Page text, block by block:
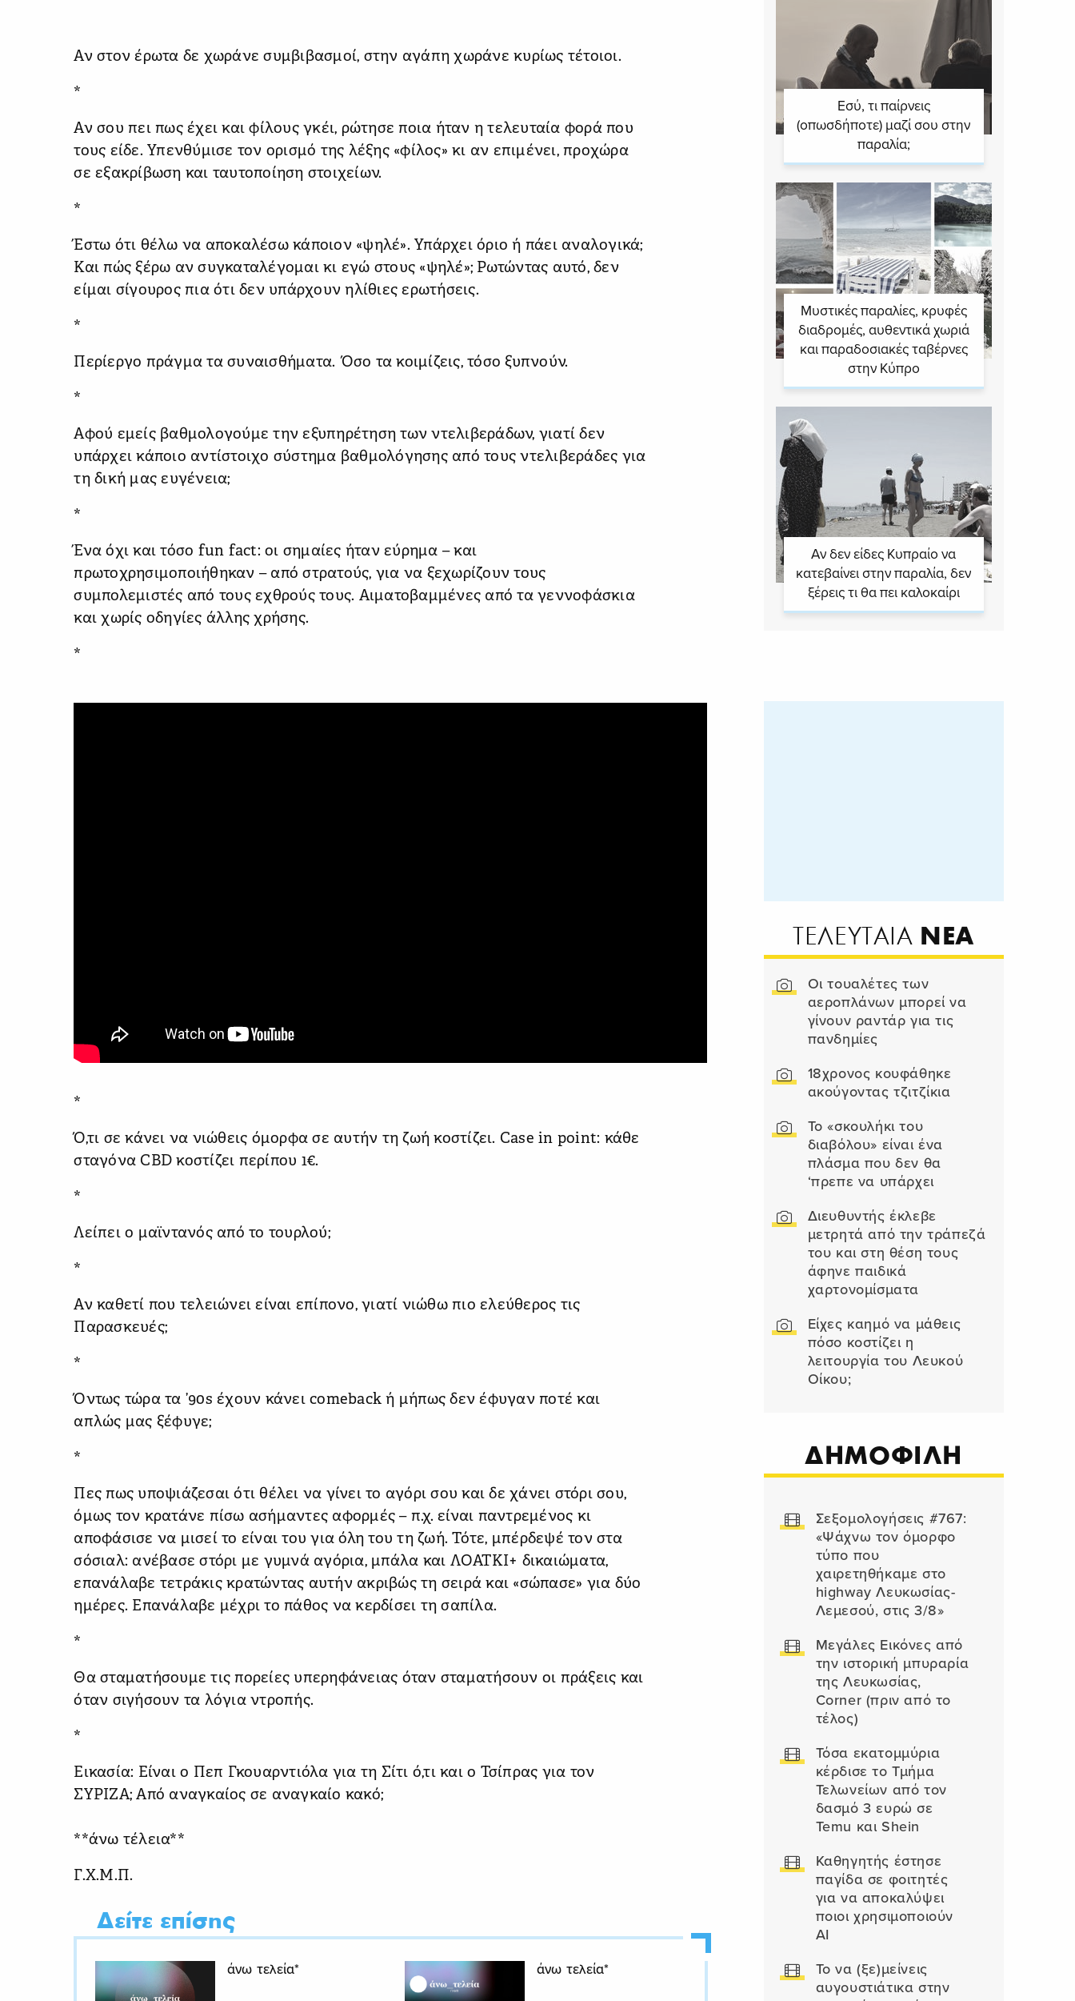
Αν στον έρωτα δε χωράνε συμβιβασμοί, στην αγάπη χωράνε κυρίως τέτοιοι.
*
Αν σου πει πως έχει και φίλους γκέι, ρώτησε ποια ήταν η τελευταία φορά που
τους είδε. Υπενθύμισε τον ορισμό της λέξης «φίλος» κι αν επιμένει, προχώρα
σε εξακρίβωση και ταυτοποίηση στοιχείων.
*
Έστω ότι θέλω να αποκαλέσω κάποιον «ψηλέ». Υπάρχει όριο ή πάει αναλογικά;
Και πώς ξέρω αν συγκαταλέγομαι κι εγώ στους «ψηλέ»; Ρωτώντας αυτό, δεν
είμαι σίγουρος πια ότι δεν υπάρχουν ηλίθιες ερωτήσεις.
*
Περίεργο πράγμα τα συναισθήματα. Όσο τα κοιμίζεις, τόσο ξυπνούν.
*
Αφού εμείς βαθμολογούμε την εξυπηρέτηση των ντελιβεράδων, γιατί δεν
υπάρχει κάποιο αντίστοιχο σύστημα βαθμολόγησης από τους ντελιβεράδες για
τη δική μας ευγένεια;
*
Ένα όχι και τόσο fun fact: οι σημαίες ήταν εύρημα – και
πρωτοχρησιμοποιήθηκαν – από στρατούς, για να ξεχωρίζουν τους
συμπολεμιστές από τους εχθρούς τους. Αιματοβαμμένες από τα γεννοφάσκια
και χωρίς οδηγίες άλλης χρήσης.
*
*
Ό,τι σε κάνει να νιώθεις όμορφα σε αυτήν τη ζωή κοστίζει. Case in point: κάθε
σταγόνα CBD κοστίζει περίπου 1€.
*
Λείπει ο μαϊντανός από το τουρλού;
*
Αν καθετί που τελειώνει είναι επίπονο, γιατί νιώθω πιο ελεύθερος τις
Παρασκευές;
*
Όντως τώρα τα ’90s έχουν κάνει comeback ή μήπως δεν έφυγαν ποτέ και
απλώς μας ξέφυγε;
*
Πες πως υποψιάζεσαι ότι θέλει να γίνει το αγόρι σου και δε χάνει στόρι σου,
όμως τον κρατάνε πίσω ασήμαντες αφορμές – π.χ. είναι παντρεμένος κι
αποφάσισε να μισεί το είναι του για όλη του τη ζωή. Τότε, μπέρδεψέ τον στα
σόσιαλ: ανέβασε στόρι με γυμνά αγόρια, μπάλα και ΛΟΑΤΚΙ+ δικαιώματα,
επανάλαβε τετράκις κρατώντας αυτήν ακριβώς τη σειρά και «σώπασε» για δύο
ημέρες. Επανάλαβε μέχρι το πάθος να κερδίσει τη σαπίλα.
*
Θα σταματήσουμε τις πορείες υπερηφάνειας όταν σταματήσουν οι πράξεις και
όταν σιγήσουν τα λόγια ντροπής.
*
Εικασία: Είναι ο Πεπ Γκουαρντιόλα για τη Σίτι ό,τι και ο Τσίπρας για τον
ΣΥΡΙΖΑ; Από αναγκαίος σε αναγκαίο κακό;
**άνω τέλεια**
Γ.Χ.Μ.Π.
Δείτε επίσης
άνω τελεία* άνω τελεία*
Εσύ, τι παίρνεις
(οπωσδήποτε) μαζί σου στην
παραλία;
Μυστικές παραλίες, κρυφές
διαδρομές, αυθεντικά χωριά
και παραδοσιακές ταβέρνες
στην Κύπρο
Αν δεν είδες Κυπραίο να
κατεβαίνει στην παραλία, δεν
ξέρεις τι θα πει καλοκαίρι
ΤΕΛΕΥΤΑΙΑ ΝΕΑ
Οι τουαλέτες των
αεροπλάνων μπορεί να
γίνουν ραντάρ για τις
πανδημίες
18χρονος κουφάθηκε
ακούγοντας τζιτζίκια
Το «σκουλήκι του
διαβόλου» είναι ένα
πλάσμα που δεν θα
‘πρεπε να υπάρχει
Διευθυντής έκλεβε
μετρητά από την τράπεζά
του και στη θέση τους
άφηνε παιδικά
χαρτονομίσματα
Είχες καημό να μάθεις
πόσο κοστίζει η
λειτουργία του Λευκού
Οίκου;
ΔΗΜΟΦΙΛΗ
Σεξομολογήσεις #767:
«Ψάχνω τον όμορφο
τύπο που
χαιρετηθήκαμε στο
highway Λευκωσίας-
Λεμεσού, στις 3/8»
Μεγάλες Εικόνες από
την ιστορική μπυραρία
της Λευκωσίας,
Corner (πριν από το
τέλος)
Τόσα εκατομμύρια
κέρδισε το Τμήμα
Τελωνείων από τον
δασμό 3 ευρώ σε
Temu και Shein
Καθηγητής έστησε
παγίδα σε φοιτητές
για να αποκαλύψει
ποιοι χρησιμοποιούν
AI
Το να (ξε)μείνεις
αυγουστιάτικα στην